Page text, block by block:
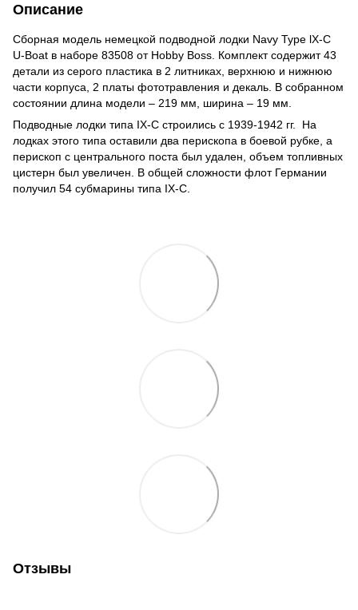
Описание
Сборная модель немецкой подводной лодки Navy Type lX-C
U-Boat в наборе 83508 от Нobby Boss. Комплект содержит 43
детали из серого пластика в 2 литниках, верхнюю и нижнюю
части корпуса, 2 платы фототравления и декаль. В собранном
состоянии длина модели – 219 мм, ширина – 19 мм.
Подводные лодки типа IX-C строились с 1939-1942 гг. На
лодках этого типа оставили два перископа в боевой рубке, а
перископ с центрального поста был удален, объем топливных
цистерн был увеличен. В общей сложности флот Германии
получил 54 субмарины типа IX-C.
Отзывы